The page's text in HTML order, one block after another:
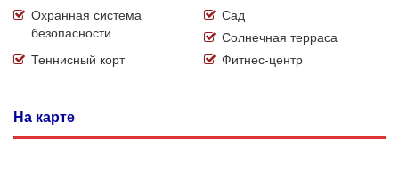
Охранная система
безопасности
Сад
Солнечная терраса
Теннисный корт
Фитнес-центр
На карте